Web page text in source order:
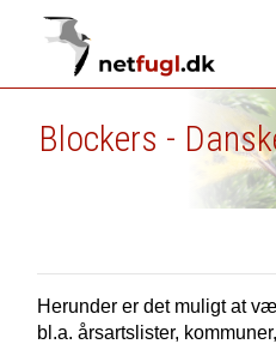
Blockers -
Herunder er det muligt at
bl.a. årsartslister,